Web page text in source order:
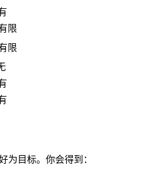
限
限
为目标。你会得到：